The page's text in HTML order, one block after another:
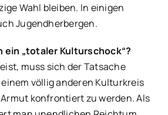
Wahl bleiben. In einigen
Jugendherbergen.
ein „totaler Kulturschock“?
muss sich der Tatsache
völlig anderen Kulturkreis
konfrontiert zu werden. Als